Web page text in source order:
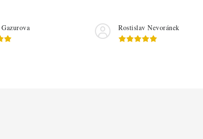
Rostislav Nevoránek